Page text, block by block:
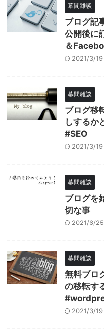
幕間雑談
ブログ記
公開後に
＆
2021/3/19
幕間雑談
ブログ移
しするか
#SEO
2021/3/19
幕間雑談
ブログを
切な事
2021/6/25
幕間雑談
無料ブロ
の移転す
2021/3/19